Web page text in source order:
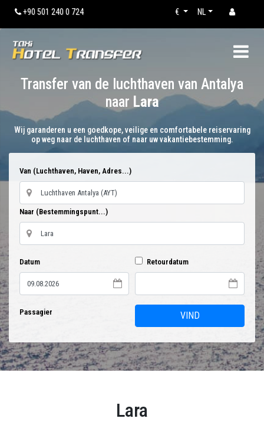
+90 501 240 0 724 NL
€
Transfer van de luchthaven van Antalya
naar Lara
Wij garanderen u een goedkope, veilige en comfortabele reiservaring
op weg naar de luchthaven of naar uw vakantiebestemming.
Van (Luchthaven, Haven, Adres...)
Naar (Bestemmingspunt...)
Datum Retourdatum
Passagier VIND
Lara